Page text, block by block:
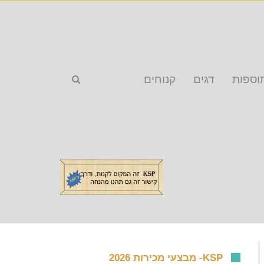
דגים קנוחים
KSP- מבצעי מכירות 2026